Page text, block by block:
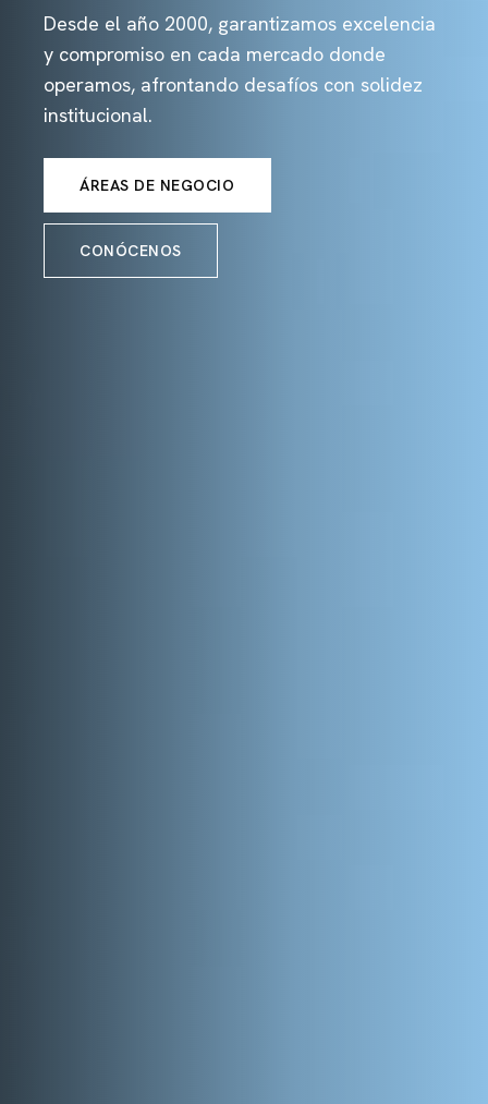
Desde el año 2000, garantizamos excelencia
y compromiso en cada mercado donde
operamos, afrontando desafíos con solidez
institucional.
ÁREAS DE NEGOCIO
CONÓCENOS